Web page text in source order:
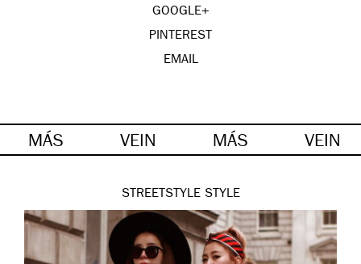
GOOGLE+
PINTEREST
EMAIL
MÁS VEIN MÁS VEIN
STREETSTYLE STYLE